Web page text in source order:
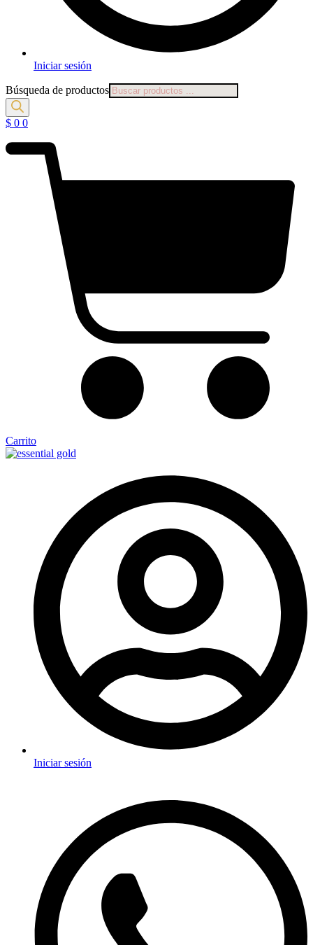
Iniciar sesión
Búsqueda de productos
$ 0 0
Carrito
Iniciar sesión